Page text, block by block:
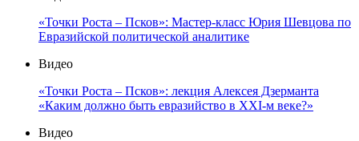
«Точки Роста – Псков»: Мастер-класс Юрия Шевцова по
Евразийской политической аналитике
Видео
«Точки Роста – Псков»: лекция Алексея Дзерманта
«Каким должно быть евразийство в XXI-м веке?»
Видео